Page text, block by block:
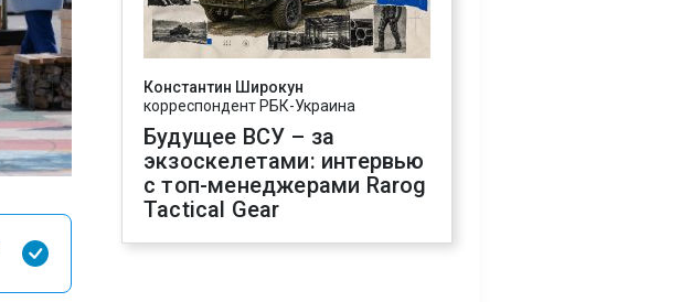
Константин Широкун
корреспондент РБК-Украина
Будущее ВСУ – за
экзоскелетами: интервью
с топ-менеджерами Rarog
Tactical Gear